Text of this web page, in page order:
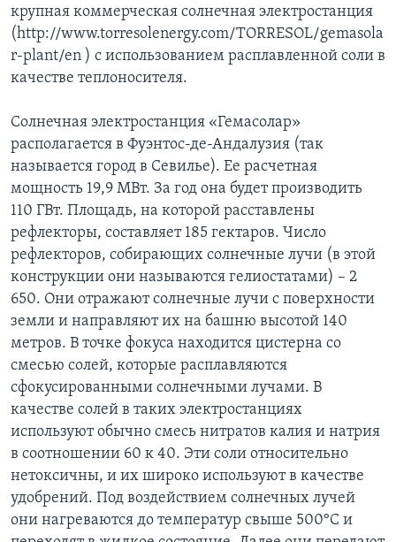
крупная коммерческая солнечная электростанция
(http://www.torresolenergy.com/TORRESOL/gemasola
r-plant/en ) с использованием расплавленной соли в
качестве теплоносителя.
Солнечная электростанция «Гемасолар»
располагается в Фуэнтос-де-Андалузия (так
называется город в Севилье). Ее расчетная
мощность 19,9 МВт. За год она будет производить
110 ГВт. Площадь, на которой расставлены
рефлекторы, составляет 185 гектаров. Число
рефлекторов, собирающих солнечные лучи (в этой
конструкции они называются гелиостатами) – 2
650. Они отражают солнечные лучи с поверхности
земли и направляют их на башню высотой 140
метров. В точке фокуса находится цистерна со
смесью солей, которые расплавляются
сфокусированными солнечными лучами. В
качестве солей в таких электростанциях
используют обычно смесь нитратов калия и натрия
в соотношении 60 к 40. Эти соли относительно
нетоксичны, и их широко используют в качестве
удобрений. Под воздействием солнечных лучей
они нагреваются до температур свыше 500°C и